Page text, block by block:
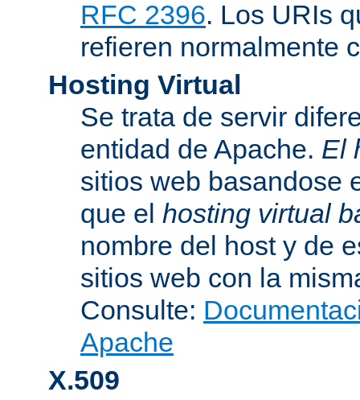
RFC 2396. Los URIs
refieren normalmente
Hosting Virtual
Se trata de servir
entidad de Apache. El
sitios web basandose
que el hosting virtual
nombre del host y de
sitios web con la
Consulte:
Apache
X.509